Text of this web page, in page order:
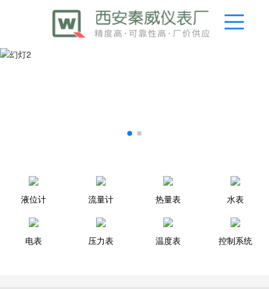
液位计 流量计 热量表 水表
电表 压力表 温度表 控制系统